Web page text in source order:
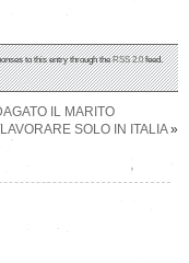
to this entry through theRSS 2.0feed.
IL MARITO
SOLO IN ITALIA»